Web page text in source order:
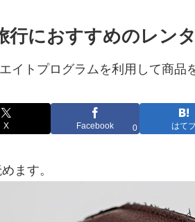
行におすすめのレン
イトプログラムを利用して商品
X Facebook 0 はて
ます。